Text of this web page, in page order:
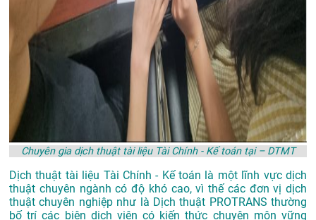
Chuyên gia dịch thuật tài liệu Tài Chính - Kế toán tại – DTMT
Dịch thuật tài liệu Tài Chính - Kế toán là một lĩnh vực dịch
thuật chuyên ngành có độ khó cao, vì thế các đơn vị dịch
thuật chuyên nghiệp như là Dịch thuật PROTRANS thường
bố trí các biên dịch viên có kiến thức chuyên môn vững